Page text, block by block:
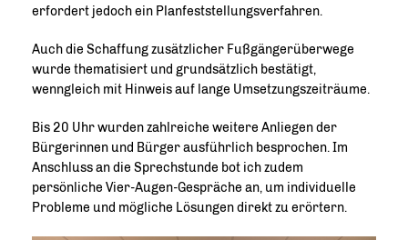
erfordert jedoch ein Planfeststellungsverfahren.
Auch die Schaffung zusätzlicher Fußgängerüberwege
wurde thematisiert und grundsätzlich bestätigt,
wenngleich mit Hinweis auf lange Umsetzungszeiträume.
Bis 20 Uhr wurden zahlreiche weitere Anliegen der
Bürgerinnen und Bürger ausführlich besprochen. Im
Anschluss an die Sprechstunde bot ich zudem
persönliche Vier-Augen-Gespräche an, um individuelle
Probleme und mögliche Lösungen direkt zu erörtern.